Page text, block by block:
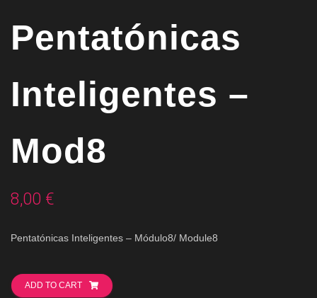
Pentatónicas
Inteligentes –
Mod8
8,00 €
Pentatónicas Inteligentes – Módulo8/ Module8
Pentatónicas
Inteligentes
ADD TO CART